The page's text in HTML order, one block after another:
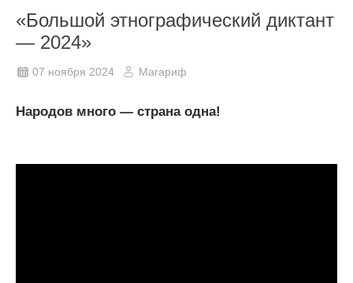
«Большой этнографический диктант
— 2024»
07 ноября 2024 Магариф
Народов много — страна одна!